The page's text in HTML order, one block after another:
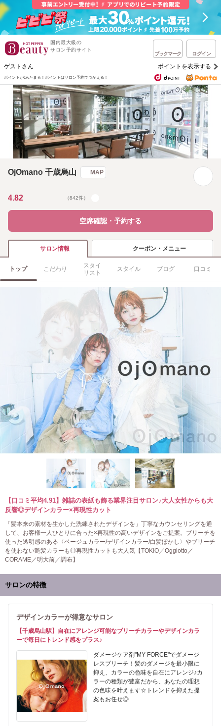
国内最大級の
サロン予約サイト
ブックマーク ログイン
ゲストさん ポイントを表示する
ポイントが1%たまる！ ポイントはサロン予約でつかえる！
OjOmano 千歳烏山 MAP
4.82 （842件）
空席確認・予約する
サロン情報 クーポン・メニュー
トップ こだわり
スタイ
リスト
スタイル ブログ 口コミ
【口コミ平均4.91】雑誌の表紙も飾る業界注目サロン♪大人女性からも大
反響◎デザインカラー×再現性カット
「髪本来の素材を生かした洗練されたデザインを」丁寧なカウンセリングを通
して、お客様一人ひとりに合った×再現性の高いデザインをご提案。ブリーチを
使った透明感のある〈ベージュカラー/デザインカラー/白髪ぼかし〉やブリーチ
を使わない艶髪カラーも◎再現性カットも大人気【TOKIO／Oggiotto／
CORAME／明大前／調布】
サロンの特徴
デザインカラーが得意なサロン
【千歳烏山駅】自在にアレンジ可能なブリーチカラーやデザインカラ
ーで毎日にトレンド感をプラス♪
ダメージケア剤"MY FORCE"でダメージ
レスブリーチ！髪のダメージを最小限に
抑え、カラーの色味を自在にアレンジ♪カ
ラーの種類が豊富だから、あなたの理想
の色味を叶えます☆トレンドを抑えた提
案もお任せ◎